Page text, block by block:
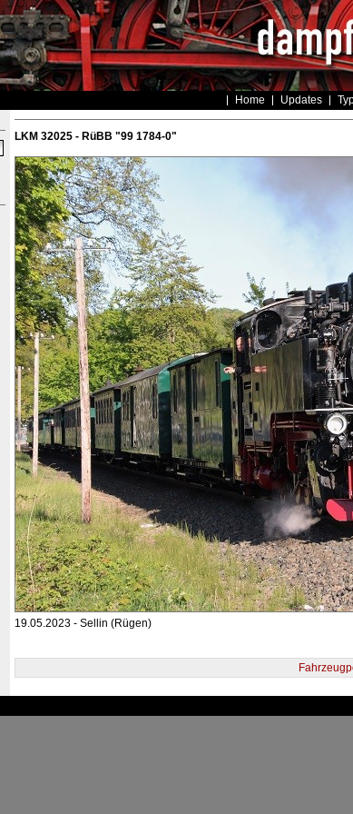
Home Updates
LKM 32025 - RüBB "99 1784-0"
19.05.2023 - Sellin (Rügen)